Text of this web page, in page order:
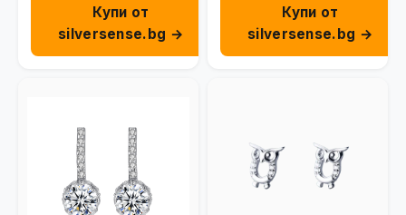
Купи от
silversense.bg →
Купи от
silversense.bg →